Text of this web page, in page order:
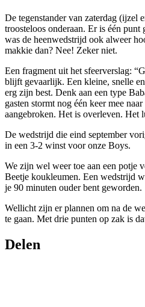
De tegenstander van zaterdag (ijzel
troosteloos onderaan. Er is één
was de heenwedstrijd ook alweer
makkie dan? Nee! Zeker niet.
Een fragment uit het sfeerverslag:
blijft gevaarlijk. Een kleine, snelle
erg zijn best. Denk aan een type
gasten stormt nog één keer mee
aangebroken. Het is overleven. Het
De wedstrijd die eind september
in een 3-2 winst voor onze Boys.
We zijn wel weer toe aan een potje
Beetje koukleumen. Een wedstrijd
je 90 minuten ouder bent geworden.
Wellicht zijn er plannen om na de
te gaan. Met drie punten op zak is
Delen